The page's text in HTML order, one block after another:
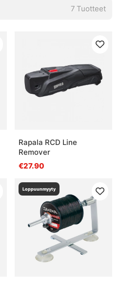
7 Tuotteet
Rapala RCD Line
Remover
€27.90
Loppuunmyyty